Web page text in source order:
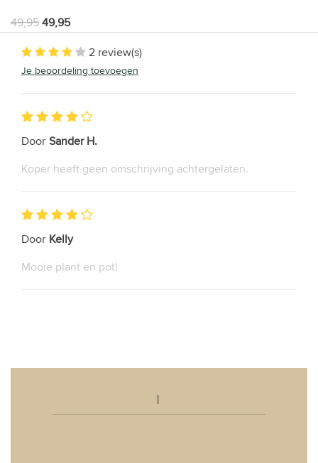
49,9549,95
2 review(s)
Je beoordeling toevoegen
Door Sander H.
Koper heeft geen omschrijving achtergelaten.
Door Kelly
Mooie plant en pot!